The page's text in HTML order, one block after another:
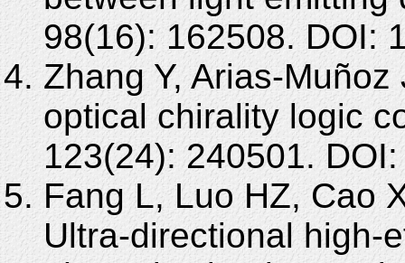
98(16): 162508. DOI:
Zhang Y, Arias-
optical chirality logic
123(24): 240501.
Fang L, Luo HZ, Cao
Ultra-directional high-